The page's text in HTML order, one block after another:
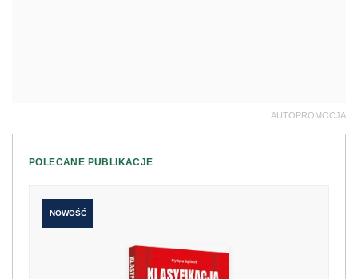
AUTOPROMOCJA
POLECANE PUBLIKACJE
NOWOŚĆ